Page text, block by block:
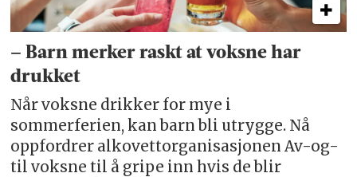
– Barn merker raskt at voksne har
drukket
Når voksne drikker for mye i
sommerferien, kan barn bli utrygge. Nå
oppfordrer alkovettorganisasjonen Av-og-
til voksne til å gripe inn hvis de blir